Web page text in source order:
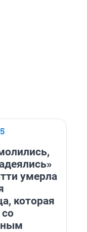
умерла
которая